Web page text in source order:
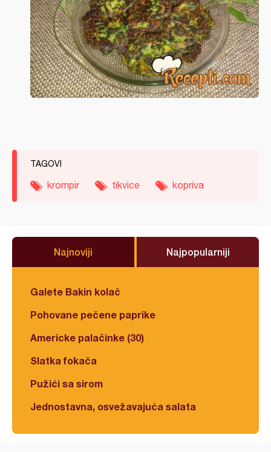
TAGOVI
krompir tikvice kopriva
Najnoviji Najpopularniji
Galete Bakin kolač
Pohovane pečene paprike
Americke palačinke (30)
Slatka fokača
Pužići sa sirom
Jednostavna, osvežavajuća salata